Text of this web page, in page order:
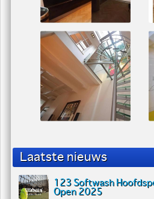
Laatste nieuws
123 Softwash
Open 2025